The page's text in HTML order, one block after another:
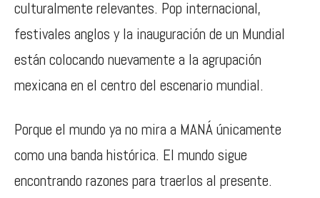
culturalmente relevantes. Pop internacional,
festivales anglos y la inauguración de un Mundial
están colocando nuevamente a la agrupación
mexicana en el centro del escenario mundial.
Porque el mundo ya no mira a MANÁ únicamente
como una banda histórica. El mundo sigue
encontrando razones para traerlos al presente.